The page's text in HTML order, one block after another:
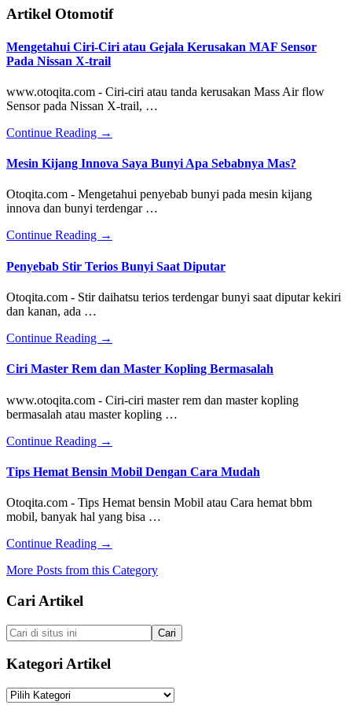
Artikel Otomotif
Mengetahui Ciri-Ciri atau Gejala Kerusakan MAF Sensor
Pada Nissan X-trail
www.otoqita.com - Ciri-ciri atau tanda kerusakan Mass Air flow
Sensor pada Nissan X-trail, …
Continue Reading about
Ciri-
atau
Gejala
Kerusakan
Sensor
Pada
Nissan
trail
→
Mesin Kijang Innova Saya Bunyi Apa Sebabnya Mas?
Otoqita.com - Mengetahui penyebab bunyi pada mesin kijang
innova dan bunyi terdengar …
Continue Reading about
Kijang
Saya
Bunyi
Mas?
→
Penyebab Stir Terios Bunyi Saat Diputar
Otoqita.com - Stir daihatsu terios terdengar bunyi saat diputar kekiri
dan kanan, ada …
Continue Reading about
Stir
Bunyi
Saat
Diputar
→
Ciri Master Rem dan Master Kopling Bermasalah
www.otoqita.com - Ciri-ciri master rem dan master kopling
bermasalah atau master kopling …
Continue Reading about
Master
dan
Master
Kopling
→
Tips Hemat Bensin Mobil Dengan Cara Mudah
Otoqita.com - Tips Hemat bensin Mobil atau Cara hemat bbm
mobil, banyak hal yang bisa …
Continue Reading about
Hemat
Cara
Mudah
→
More Posts from this Category
Footer
Cari Artikel
Cari
di
situs
ini
Kategori Artikel
Kategori